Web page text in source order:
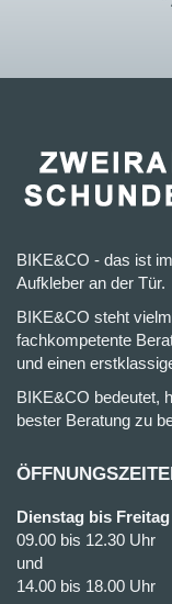
BIKE&CO - das ist
Aufkleber an der Tür.
BIKE&CO steht
fachkompetente
und einen
BIKE&CO bedeutet,
bester Beratung zu
Dienstag bis Freitag
09.00 bis 12.30 Uhr
und
14.00 bis 18.00 Uhr